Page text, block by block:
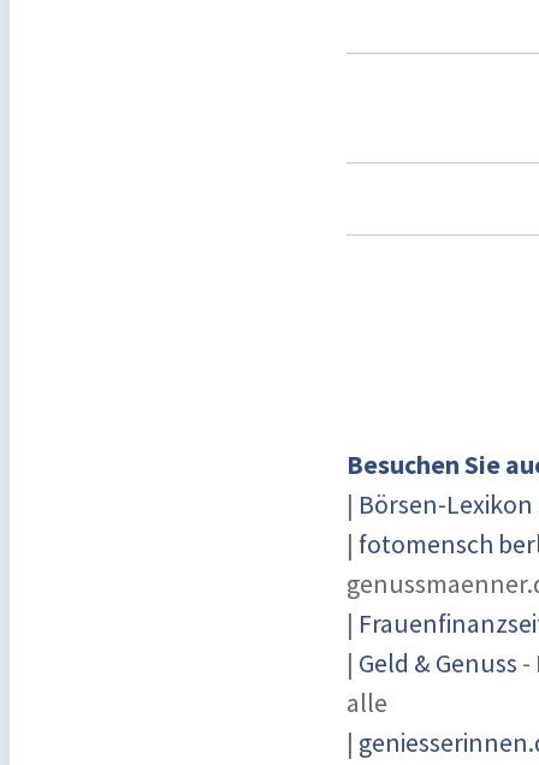
Besuchen Sie
| Börsen-Lexikon
| fotomensch
|
| Geld & Genuss -
alle
|